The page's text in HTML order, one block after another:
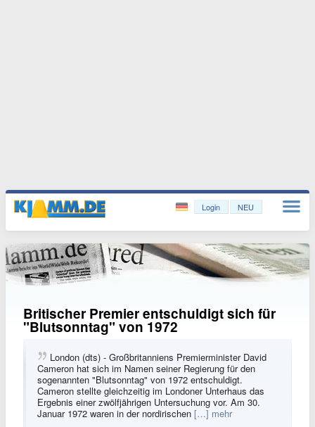
Login NEU
Britischer Premier entschuldigt sich für
"Blutsonntag" von 1972
London (dts) - Großbritanniens Premierminister David
Cameron hat sich im Namen seiner Regierung für den
sogenannten "Blutsonntag" von 1972 entschuldigt.
Cameron stellte gleichzeitig im Londoner Unterhaus das
Ergebnis einer zwölfjährigen Untersuchung vor. Am 30.
Januar 1972 waren in der nordirischen […] mehr